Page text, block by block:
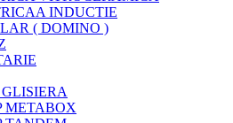
INDUCTIE
( DOMINO )
METABOX